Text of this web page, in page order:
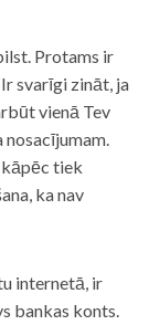
Protams ir
svarīgi zināt, ja
vienā Tev
nosacījumam.
tiek
ka nav
internetā, ir
bankas konts.